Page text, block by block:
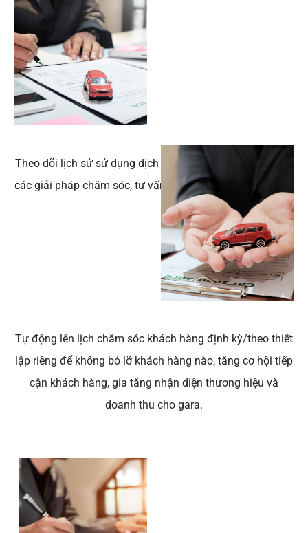
Theo dõi lịch sử sử dụng dịch vụ của khách hàng, đưa ra
các giải pháp chăm sóc, tư vấn khách hàng hiệu quả hơn.
Tự động lên lịch chăm sóc khách hàng định kỳ/theo thiết
lập riêng để không bỏ lỡ khách hàng nào, tăng cơ hội tiếp
cận khách hàng, gia tăng nhận diện thương hiệu và
doanh thu cho gara.